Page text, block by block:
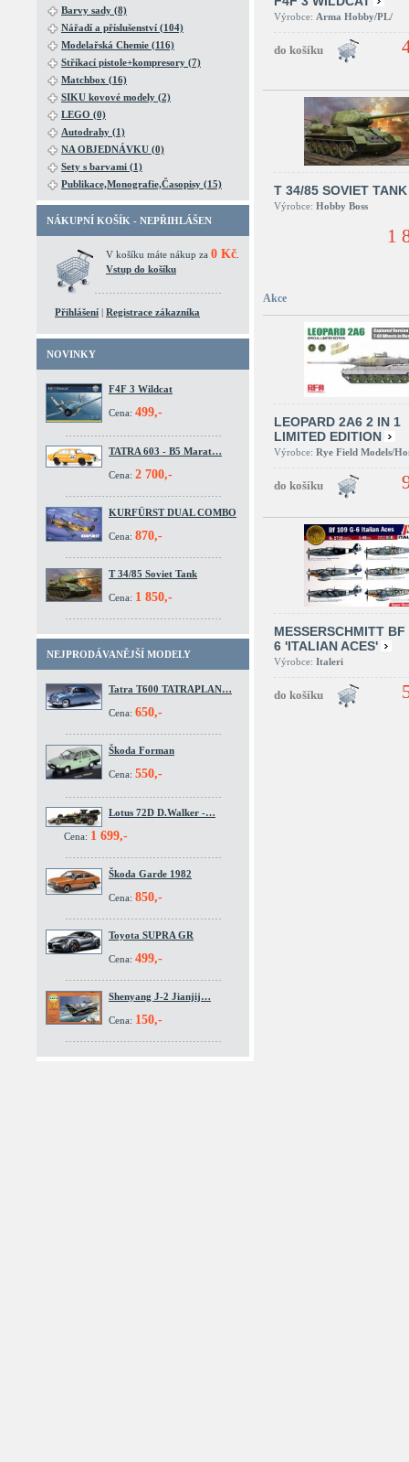
Barvy sady (8)
Nářadí a příslušenství (104)
Modelařská Chemie (116)
Stříkací pistole+kompresory (7)
Matchbox (16)
SIKU kovové modely (2)
LEGO (0)
Autodrahy (1)
NA OBJEDNÁVKU (0)
Sety s barvami (1)
Publikace,Monografie,Časopisy (15)
NÁKUPNÍ KOŠÍK - NEPŘIHLÁŠEN
V košíku máte nákup za 0 Kč
Vstup do košíku
Přihlášení | Registrace zákazníka
NOVINKY
F4F 3 Wildcat
Cena: 499,-
TATRA 603 - B5 Marat…
Cena: 2 700,-
KURFÜRST DUAL COMBO
Cena: 870,-
T 34/85 Soviet Tank
Cena: 1 850,-
NEJPRODÁVANĚJŠÍ MODELY
Tatra T600 TATRAPLAN…
Cena: 650,-
Škoda Forman
Cena: 550,-
Lotus 72D D.Walker -…
Cena: 1 699,-
Škoda Garde 1982
Cena: 850,-
Toyota SUPRA GR
Cena: 499,-
Shenyang J-2 Jianjij…
Cena: 150,-
Výrobce: Arma Hobby/PL/
T 34/85 SOVIET TANK
Výrobce: Hobby Boss
1
Akce
LEOPARD 2A6 2 IN 1
LIMITED EDITION
Výrobce: Rye Field Models/
MESSERSCHMITT
6 'ITALIAN ACES'
Výrobce: Italeri